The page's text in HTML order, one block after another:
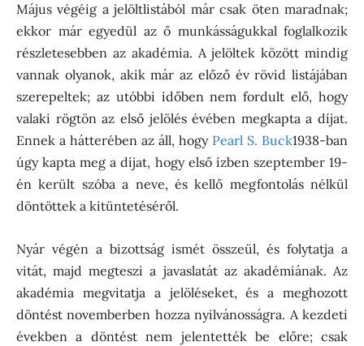
Május végéig a jelöltlistából már csak öten maradnak;
ekkor már egyedül az ő munkásságukkal foglalkozik
részletesebben az akadémia. A jelöltek között mindig
vannak olyanok, akik már az előző év rövid listájában
szerepeltek; az utóbbi időben nem fordult elő, hogy
valaki rögtön az első jelölés évében megkapta a díjat.
Ennek a hátterében az áll, hogy Pearl S. Buck1938-ban
úgy kapta meg a díjat, hogy első ízben szeptember 19-
én került szóba a neve, és kellő megfontolás nélkül
döntöttek a kitüntetéséről.
Nyár végén a bizottság ismét összeül, és folytatja a
vitát, majd megteszi a javaslatát az akadémiának. Az
akadémia megvitatja a jelöléseket, és a meghozott
döntést novemberben hozza nyilvánosságra. A kezdeti
években a döntést nem jelentették be előre; csak